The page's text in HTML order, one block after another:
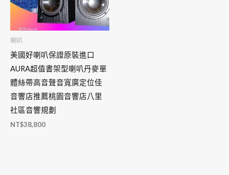
喇叭
美國好喇叭保證原裝進口
AURA超值書架型喇叭丹麥單
體絲帶高音聲音寬廣定位佳
音響店推薦桃園音響店八里
社區音響規劃
NT$38,800